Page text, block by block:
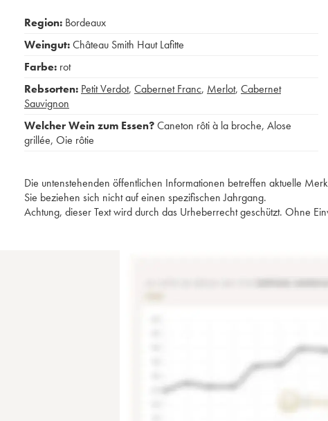
Region: Bordeaux
Weingut:Château Smith Haut Lafitte
Farbe: rot
Rebsorten: Petit Verdot, Cabernet Franc, Merlot, Cabernet
Sauvignon
Welcher Wein zum Essen?Caneton rôti à la broche, Alose
grillée, Oie rôtie
Die untenstehenden öffentlichen Informationen betreffen aktuelle
Sie beziehen sich nicht auf einen spezifischen Jahrgang.
Achtung, dieser Text wird durch das Urheberrecht geschützt. Ohne